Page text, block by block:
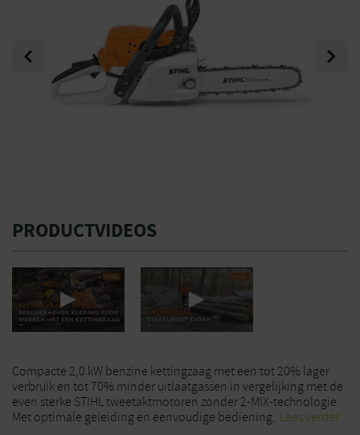
Previous Next
PRODUCTVIDEOS
Compacte 2,0 kW benzine kettingzaag met een tot 20% lager
verbruik en tot 70% minder uitlaatgassen in vergelijking met de
even sterke STIHL tweetaktmotoren zonder 2-MIX-technologie.
Met optimale geleiding en eenvoudige bediening. Lees verder